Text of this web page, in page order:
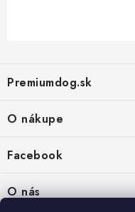
p
ä
Premiumdog.sk
PREDAJŇA:
O nákupe
Ochrana osobných údajov
Facebook
O nás